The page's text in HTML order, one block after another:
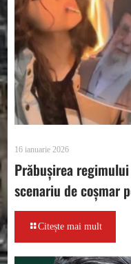
16 ianuarie 2026
Prăbușirea
scenariu de coșmar
Citește mai mult